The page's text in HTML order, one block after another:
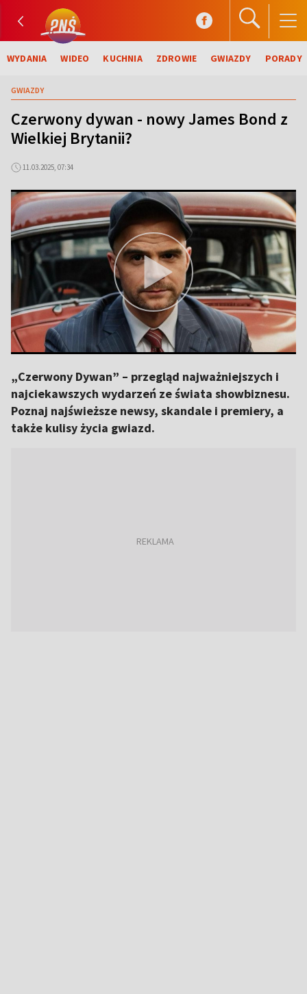
WYDANIA WIDEO KUCHNIA ZDROWIE GWIAZDY PORADY
GWIAZDY
Czerwony dywan - nowy James Bond z
Wielkiej Brytanii?
11.03.2025, 07:34
„Czerwony Dywan” – przegląd najważniejszych i
najciekawszych wydarzeń ze świata showbiznesu.
Poznaj najświeższe newsy, skandale i premiery, a
także kulisy życia gwiazd.